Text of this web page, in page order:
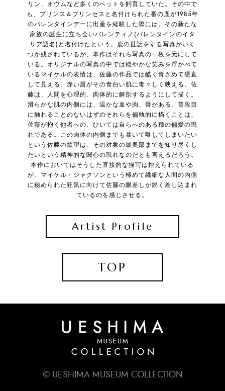
リン、オウムなど多くのペットを飼育していた。その中で
も、プリンス＆プリンセスと名付けられた番の鹿が1985年
のバレンタインデーに出産を経験した際には、その新たな
家族の誕生に立ち会いバレンティノ(バレンタインのイタ
リア語名)と名付けたという。鹿の世話をする写真がいく
つか残されているが、本作はそれら写真の一枚を元にして
いる。オリジナルの写真の中では穏やかな笑みを浮かべて
いるマイケルの表情は、佐藤の作品では酷く青ざめて硬直
して見える。赤い唇がその青白い肌に毒々しく映える。佐
藤は、人間を心理的、肉体的に解剖するようにして描く。
滑らかな肌の内側には、温かな血や肉、骨がある。普段目
に触れることのないはずのそれらを偏執的に描くことは、
佐藤が抱く他者への、ひいては自らへのある種の偏愛の現
れである。この肉体の内側までも暴いて曝してしまいたい
という佐藤の欲望は、その対象の最奥部までを知り尽くし
たいという精神的な関心の現れなのだとも言えるだろう。
本作においてはそうした直接的な描写は控えられている
が、マイケル・ジャクソンという極めて繊細な人間の内側
に秘められた狂気に向けて佐藤の眼差しが鋭く差し込まれ
ているのを感じさせる。
Artist Profile
TOP
© UESHIMA MUSEUM COLLECTION